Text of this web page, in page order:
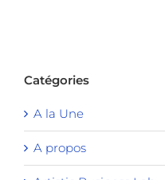
Catégories
A la Une
A propos